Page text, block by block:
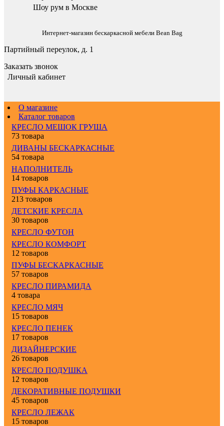
Шоу рум в Москве
Интернет-магазин бескаркасной мебели Bean Bag
Партийный переулок, д. 1
Заказать звонок
Личный кабинет
О магазине
Каталог товаров
КРЕСЛО МЕШОК ГРУША
73 товара
ДИВАНЫ БЕСКАРКАСНЫЕ
54 товара
НАПОЛНИТЕЛЬ
14 товаров
ПУФЫ КАРКАСНЫЕ
213 товаров
ДЕТСКИЕ КРЕСЛА
30 товаров
КРЕСЛО ФУТОН
КРЕСЛО КОМФОРТ
12 товаров
ПУФЫ БЕСКАРКАСНЫЕ
57 товаров
КРЕСЛО ПИРАМИДА
4 товара
КРЕСЛО МЯЧ
15 товаров
КРЕСЛО ПЕНЕК
17 товаров
ДИЗАЙНЕРСКИЕ
26 товаров
КРЕСЛО ПОДУШКА
12 товаров
ДЕКОРАТИВНЫЕ ПОДУШКИ
45 товаров
КРЕСЛО ЛЕЖАК
15 товаров